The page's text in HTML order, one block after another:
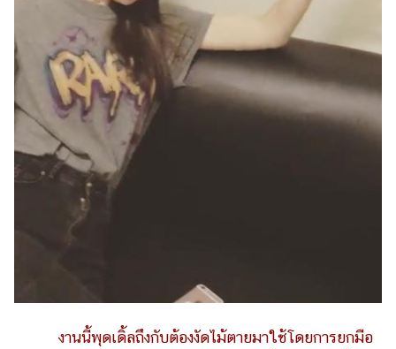
งานนี้พุดเดิ้ลถึงกับต้องงัดไม้ตายมาใช้โดยการยกมือ